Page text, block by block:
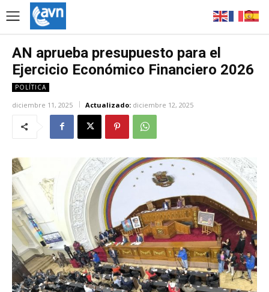
AN aprueba presupuesto para el
Ejercicio Económico Financiero 2026
POLÍTICA
diciembre 11, 2025 Actualizado: diciembre 12, 2025